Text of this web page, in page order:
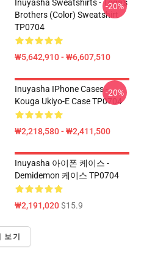
Inuyasha Sweatshirts - Tōga's
Brothers (color) Sweatshirt
TP0704
₩5,642,910 - ₩6,607,510
-20%
Inuyasha IPhone Cases -
Kouga Ukiyo-E Case TP0704
₩2,218,580 - ₩2,411,500
-20%
Inuyasha 아이폰 케이스 -
Demidemon 케이스 TP0704
₩2,191,020$15.9
보기